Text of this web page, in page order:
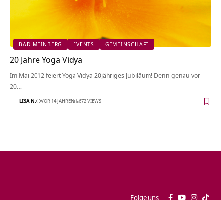
BAD MEINBERG EVENTS GEMEINSCHAFT
20 Jahre Yoga Vidya
Im Mai 2012 feiert Yoga Vidya 20jähriges Jubiläum! Denn genau vor
20…
LISA N. VOR 14 JAHREN 672 VIEWS
Folge uns